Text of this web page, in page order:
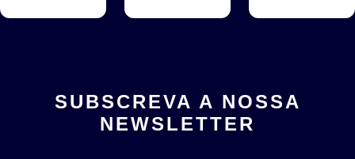
SUBSCREVA A NOSSA
NEWSLETTER